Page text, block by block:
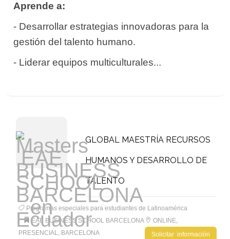
Aprende a:
- Desarrollar estrategias innovadoras para la
gestión del talento humano.
- Liderar equipos multiculturales...
GLOBAL MAESTRÍA RECURSOS
HUMANOS Y DESARROLLO DE
TALENTO
Programas especiales para estudiantes de Latinoamérica
EAE BUSINESS SCHOOL BARCELONA
ONLINE,
PRESENCIAL, BARCELONA
Solicitar información